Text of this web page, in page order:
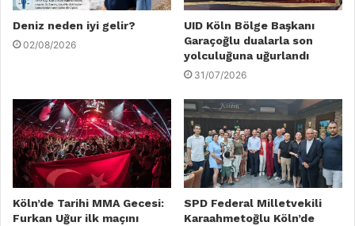
Deniz neden iyi gelir?
02/08/2026
UID Köln Bölge Başkanı
Garaçoğlu dualarla son
yolculuğuna uğurlandı
31/07/2026
Köln’de Tarihi MMA Gecesi:
Furkan Uğur ilk maçını
SPD Federal Milletvekili
Karaahmetoğlu Köln’de